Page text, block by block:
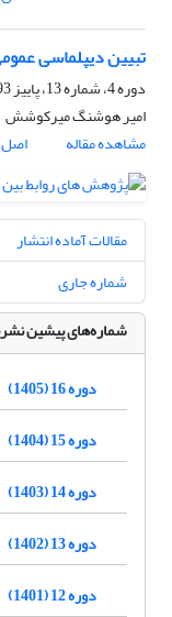
تبیین دیپلماسی
دوره 4، شماره 13، پاییز 1393، صفحه
امیر هوشنگ میرکوشش
مشاهده مقاله
اصل
مقالات آماده انتشار
شماره جاری
شماره‌های پیشین
دوره 16 (1405)
دوره 15 (1404)
دوره 14 (1403)
دوره 13 (1402)
دوره 12 (1401)